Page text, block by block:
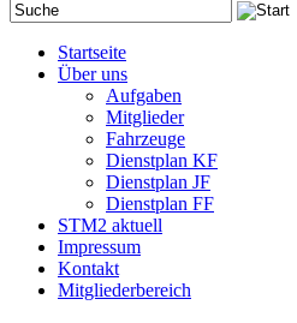
Startseite
Über uns
Aufgaben
Mitglieder
Fahrzeuge
Dienstplan KF
Dienstplan JF
Dienstplan FF
STM2 aktuell
Impressum
Kontakt
Mitgliederbereich